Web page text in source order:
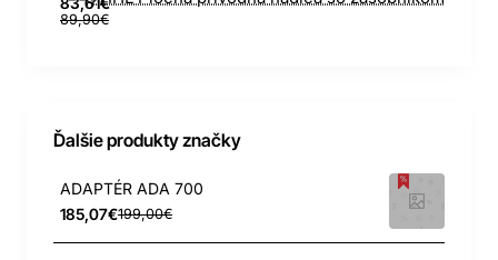
89,90€
Ďalšie produkty značky
ADAPTÉR ADA 700
185,07€199,00€